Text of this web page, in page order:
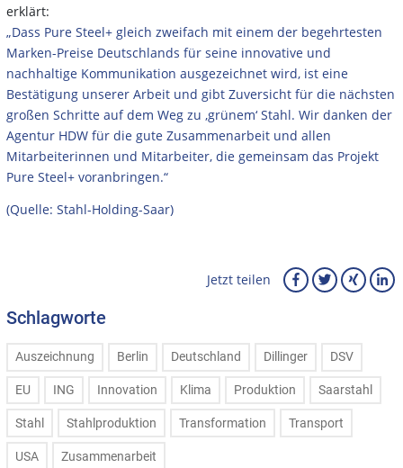
erklärt:
„Dass Pure Steel+ gleich zweifach mit einem der begehrtesten
Marken-Preise Deutschlands für seine innovative und
nachhaltige Kommunikation ausgezeichnet wird, ist eine
Bestätigung unserer Arbeit und gibt Zuversicht für die nächsten
großen Schritte auf dem Weg zu ‚grünem‘ Stahl. Wir danken der
Agentur HDW für die gute Zusammenarbeit und allen
Mitarbeiterinnen und Mitarbeiter, die gemeinsam das Projekt
Pure Steel+ voranbringen.“
(Quelle: Stahl-Holding-Saar)
Jetzt teilen
Schlagworte
Auszeichnung Berlin Deutschland Dillinger DSV
EU ING Innovation Klima Produktion Saarstahl
Stahl Stahlproduktion Transformation Transport
USA Zusammenarbeit